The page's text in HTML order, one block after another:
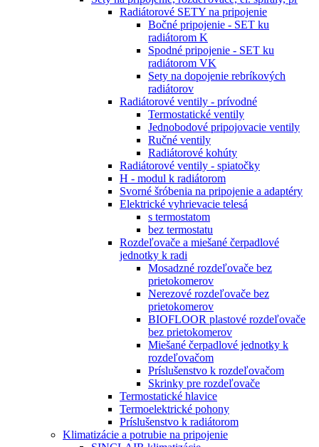
Radiátorové SETY na pripojenie
Bočné pripojenie - SET ku
radiátorom K
Spodné pripojenie - SET ku
radiátorom VK
Sety na dopojenie rebríkových
radiátorov
Radiátorové ventily - prívodné
Termostatické ventily
Jednobodové pripojovacie ventily
Ručné ventily
Radiátorové kohúty
Radiátorové ventily - spiatočky
H - modul k radiátorom
Svorné šróbenia na pripojenie a adaptéry
Elektrické vyhrievacie telesá
s termostatom
bez termostatu
Rozdeľovače a miešané čerpadlové
jednotky k radi
Mosadzné rozdeľovače bez
prietokomerov
Nerezové rozdeľovače bez
prietokomerov
BIOFLOOR plastové rozdeľovače
bez prietokomerov
Miešané čerpadlové jednotky k
rozdeľovačom
Príslušenstvo k rozdeľovačom
Skrinky pre rozdeľovače
Termostatické hlavice
Termoelektrické pohony
Príslušenstvo k radiátorom
Klimatizácie a potrubie na pripojenie